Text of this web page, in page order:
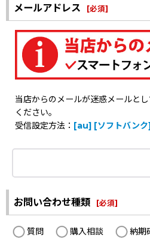
メールアドレス [必須]
当店からのメールが迷惑メールと
ください。
受信設定方法： [au] [ソフトバン
お問い合わせ種類 [必須]
質問 購入相談 納期